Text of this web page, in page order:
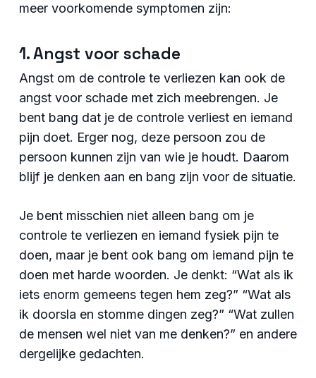
meer voorkomende symptomen zijn:
1. Angst voor schade
Angst om de controle te verliezen kan ook de
angst voor schade met zich meebrengen. Je
bent bang dat je de controle verliest en iemand
pijn doet. Erger nog, deze persoon zou de
persoon kunnen zijn van wie je houdt. Daarom
blijf je denken aan en bang zijn voor de situatie.
Je bent misschien niet alleen bang om je
controle te verliezen en iemand fysiek pijn te
doen, maar je bent ook bang om iemand pijn te
doen met harde woorden. Je denkt: “Wat als ik
iets enorm gemeens tegen hem zeg?” “Wat als
ik doorsla en stomme dingen zeg?” “Wat zullen
de mensen wel niet van me denken?” en andere
dergelijke gedachten.